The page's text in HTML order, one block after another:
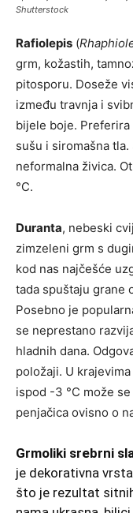
Shutterstock
Rafiolepis (
grm, kožastih,
pitosporu. Doseže
između travnja i
bijele boje.
sušu i siromašna
neformalna živica.
°C.
Duranta, nebeski
zimzeleni grm s
kod nas najčešće
tada spuštaju grane
Posebno je
se neprestano
hladnih dana.
položaji. U
ispod -3 °C može
penjačica ovisno o
Grmoliki srebrni
je dekorativna
što je rezultat